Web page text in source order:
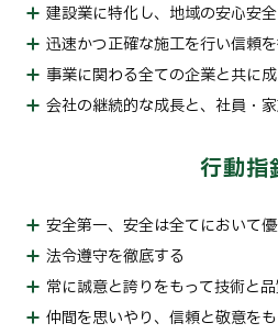
建設業に特化し、地域の安心安
迅速かつ正確な施工を行い信頼
事業に関わる全ての企業と共に
会社の継続的な成長と、社員・
行動指
安全第一、安全は全てにおいて
法令遵守を徹底する
常に誠意と誇りをもって技術と
仲間を思いやり、信頼と敬意を